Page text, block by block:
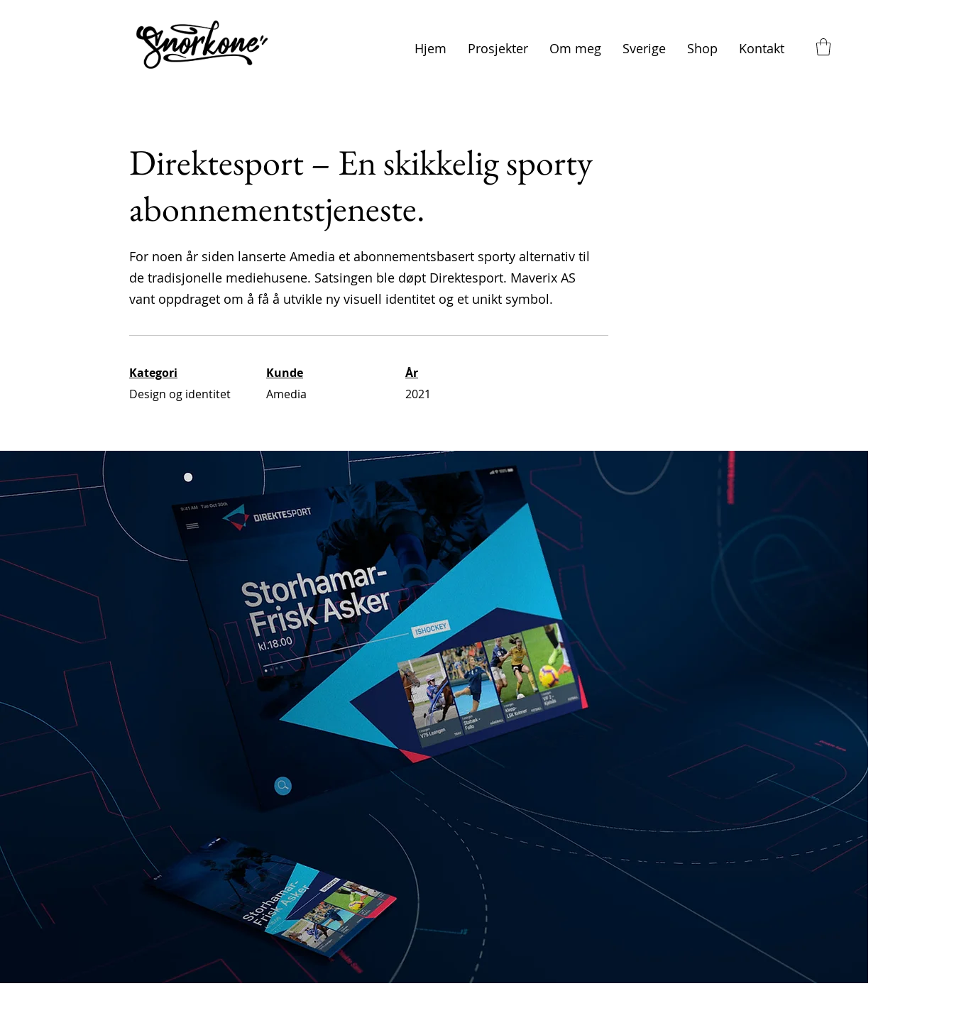
Hjem Prosjekter Om meg Sverige Shop Kontakt
Direktesport – En skikkelig sporty
abonnementstjeneste.
For noen år siden lanserte Amedia et abonnementsbasert sporty alternativ til
de tradisjonelle mediehusene. Satsingen ble døpt Direktesport. Maverix AS
vant oppdraget om å få å utvikle ny visuell identitet og et unikt symbol.
Kategori
Design og identitet
Kunde
Amedia
År
2021